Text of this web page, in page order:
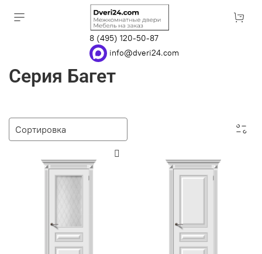
8 (495) 120-50-87
info@dveri24.com
Серия Багет